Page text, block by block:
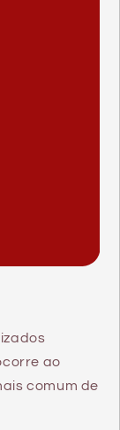
de apenas
ao
comum de